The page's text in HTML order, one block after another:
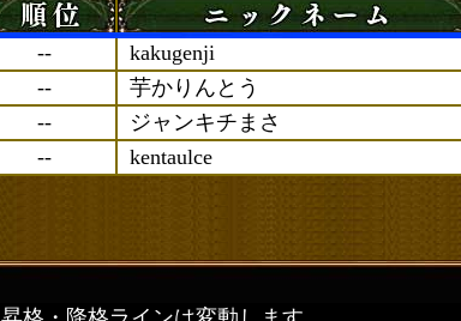
-- kakugenji
--
芋かりんとう
--
ジャンキチまさ
--
kentaulce